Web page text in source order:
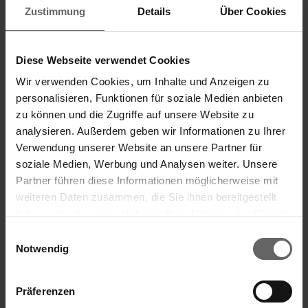
Zustimmung Details Über Cookies
Diese Webseite verwendet Cookies
Wir verwenden Cookies, um Inhalte und Anzeigen zu
personalisieren, Funktionen für soziale Medien anbieten
zu können und die Zugriffe auf unsere Website zu
analysieren. Außerdem geben wir Informationen zu Ihrer
Verwendung unserer Website an unsere Partner für
soziale Medien, Werbung und Analysen weiter. Unsere
Partner führen diese Informationen möglicherweise mit
weiteren Daten zusammen, die Sie ihnen bereitgestellt
Cookies, wenn Sie unsere Webseite weiterhin nutzen.
Notwendig
Präferenzen
Preis
Aggregiertes Volumen
39,30 EUR 38121,00 EUR
e) Datum des Geschäfts
2020-11-23; UTC+1
f) Ort des Geschäfts
Name:
Tradegate
MIC: XGRM
24.11.2020 Die DGAP Distributionsservices umfassen
gesetzliche Meldepflichten, Corporate
Suchvorschläge